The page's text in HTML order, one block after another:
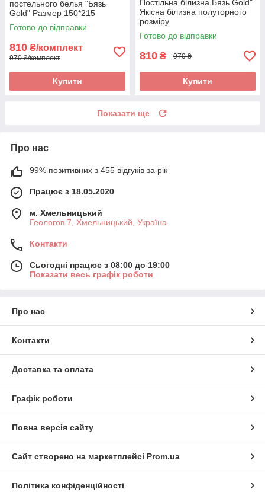
постельного белья "Бязь
Gold" Размер 150*215
Готово до відправки
810 ₴/комплект
970 ₴/комплект
Купити
Постільна білизна Бязь Gold"
Якісна білизна полуторного
розміру
Готово до відправки
810 ₴ 970 ₴
Купити
Показати ще
Про нас
99% позитивних з 455 відгуків за рік
Працює з 18.05.2020
м. Хмельницький
Геологов 7, Хмельницький, Україна
Контакти
Сьогодні працює з 08:00 до 19:00
Показати весь графік роботи
Про нас
Контакти
Доставка та оплата
Графік роботи
Повна версія сайту
Сайт створено на маркетплейсі Prom.ua
Політика конфіденційності